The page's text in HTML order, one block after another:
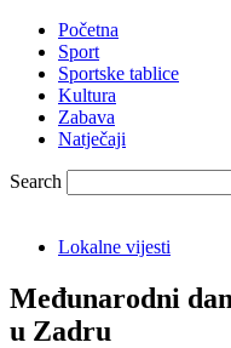
Početna
Sport
Sportske tablice
Kultura
Zabava
Natječaji
Search
Lokalne vijesti
Međunarodni
u Zadru